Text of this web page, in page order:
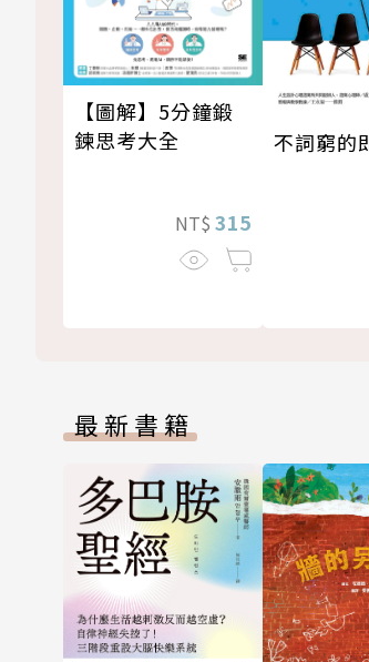
【圖解】5分鐘鍛
鍊思考大全
NT$ 315
不詞窮的
最新書籍